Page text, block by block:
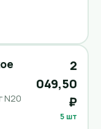
N20
2
049,50
₽
5 шт